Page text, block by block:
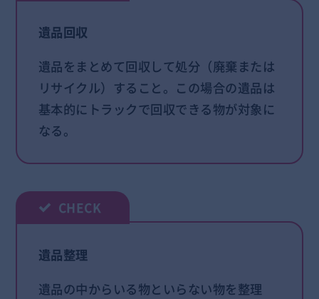
遺品回収
遺品をまとめて回収して処分（廃棄または
リサイクル）すること。この場合の遺品は
基本的にトラックで回収できる物が対象に
なる。
遺品整理
遺品の中からいる物といらない物を整理